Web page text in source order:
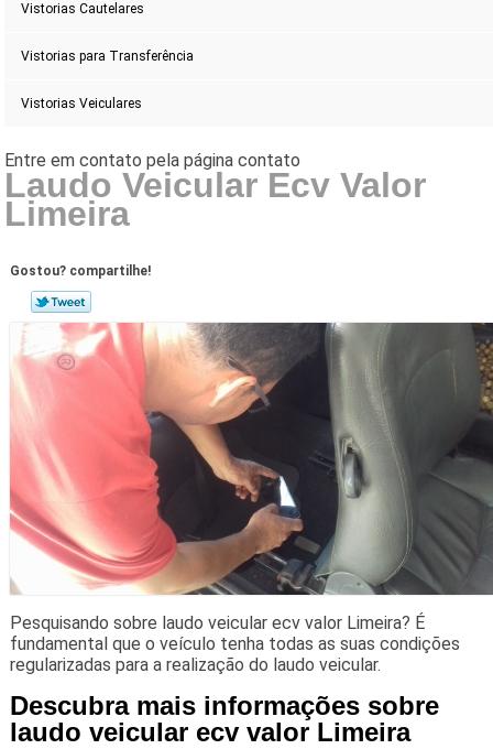
Vistorias Cautelares
Vistorias para Transferência
Vistorias Veiculares
Laudo Veicular Ecv Valor
Limeira
Gostou? compartilhe!
Pesquisando sobre laudo veicular ecv valor Limeira? É
fundamental que o veículo tenha todas as suas condições
regularizadas para a realização do laudo veicular.
Descubra mais informações sobre
laudo veicular ecv valor Limeira